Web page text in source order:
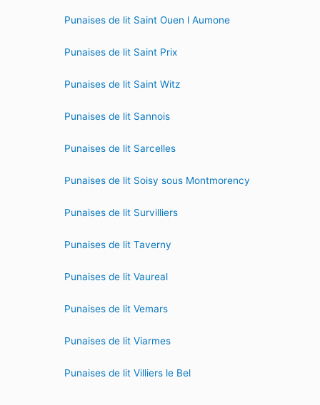
Punaises de lit Saint Ouen l Aumone
Punaises de lit Saint Prix
Punaises de lit Saint Witz
Punaises de lit Sannois
Punaises de lit Sarcelles
Punaises de lit Soisy sous Montmorency
Punaises de lit Survilliers
Punaises de lit Taverny
Punaises de lit Vaureal
Punaises de lit Vemars
Punaises de lit Viarmes
Punaises de lit Villiers le Bel